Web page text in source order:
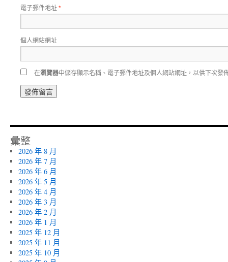
電子郵件地址*
個人網站網址
在瀏覽器中儲存顯示名稱、電子郵件地址及個人網站網址，以供下次發
彙整
2026 年 8 月
2026 年 7 月
2026 年 6 月
2026 年 5 月
2026 年 4 月
2026 年 3 月
2026 年 2 月
2026 年 1 月
2025 年 12 月
2025 年 11 月
2025 年 10 月